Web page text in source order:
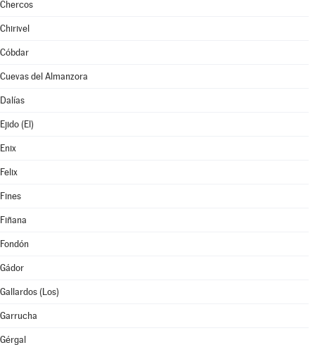
Chercos
Chirivel
Cóbdar
Cuevas del Almanzora
Dalías
Ejido (El)
Enix
Felix
Fines
Fiñana
Fondón
Gádor
Gallardos (Los)
Garrucha
Gérgal